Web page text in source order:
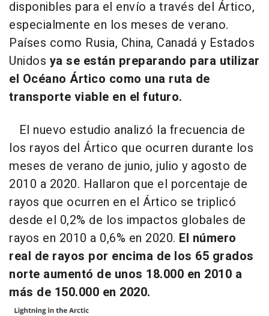
disponibles para el envío a través del Ártico,
especialmente en los meses de verano.
Países como Rusia, China, Canadá y Estados
Unidos ya se están preparando para utilizar
el Océano Ártico como una ruta de
transporte viable en el futuro.
El nuevo estudio analizó la frecuencia de
los rayos del Ártico que ocurren durante los
meses de verano de junio, julio y agosto de
2010 a 2020. Hallaron que el porcentaje de
rayos que ocurren en el Ártico se triplicó
desde el 0,2% de los impactos globales de
rayos en 2010 a 0,6% en 2020. El número
real de rayos por encima de los 65 grados
norte aumentó de unos 18.000 en 2010 a
más de 150.000 en 2020.